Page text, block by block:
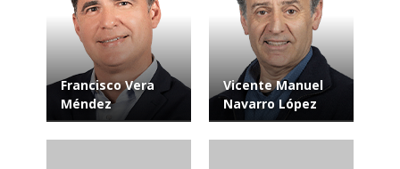
Francisco Vera
Méndez
Vicente Manuel
Navarro López